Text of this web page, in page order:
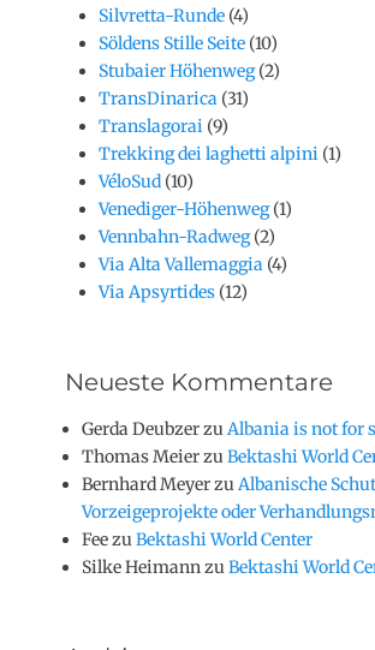
Silvretta-Runde (4)
Söldens Stille Seite (10)
Stubaier Höhenweg(2)
TransDinarica (31)
Translagorai (9)
Trekking dei laghetti alpini (1)
VéloSud (10)
Venediger-Höhenweg(1)
Vennbahn-Radweg(2)
Via Alta Vallemaggia (4)
Via Apsyrtides (12)
Neueste Kommentare
Gerda DeubzerzuAlbania is not for
Thomas MeierzuBektashi World
Bernhard MeyerzuAlbanische
Vorzeigeprojekte oder
FeezuBektashi World Center
Silke HeimannzuBektashi World